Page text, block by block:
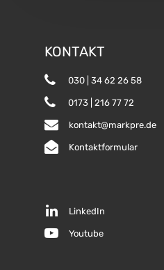
KONTAKT
030 | 34 62 26 58
0173 | 216 77 72
kontakt@markpre.de
Kontaktformular
LinkedIn
Youtube